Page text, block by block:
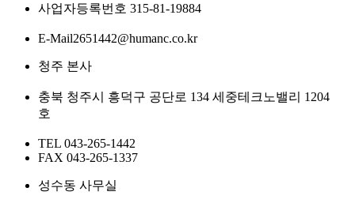
사업자등록번호 315-81-19884
E-Mail2651442@humanc.co.kr
청주 본사
충북 청주시 흥덕구 공단로 134 세중테크노밸리 1204
호
TEL 043-265-1442
FAX 043-265-1337
성수동 사무실